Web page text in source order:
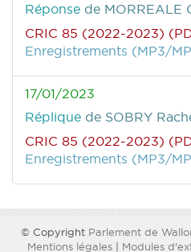
Réponse de MORREALE
CRIC 85 (2022-2023)
Enregistrements (MP3/
17/01/2023
Réplique de SOBRY
CRIC 85 (2022-2023)
Enregistrements (MP3/
© Copyright Parlement de
Mentions légales| Modules